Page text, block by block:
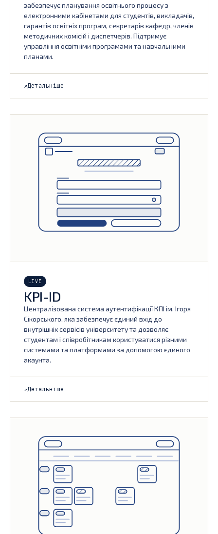
забезпечує планування освітнього процесу з
електронними кабінетами для студентів, викладачів,
гарантів освітніх програм, секретарів кафедр, членів
методичних комісій і диспетчерів. Підтримує
управління освітніми програмами та навчальними
планами.
↗Детальніше
LIVE
KPI-ID
Централізована система аутентифікації КПІ ім. Ігоря
Сікорського, яка забезпечує єдиний вхід до
внутрішніх сервісів університету та дозволяє
студентам і співробітникам користуватися різними
системами та платформами за допомогою єдиного
акаунта.
↗Детальніше